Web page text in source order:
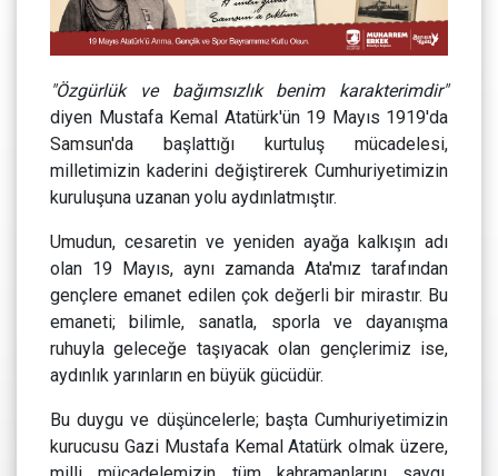
"Özgürlük ve bağımsızlık benim karakterimdir"
diyen Mustafa Kemal Atatürk'ün 19 Mayıs 1919'da
Samsun'da başlattığı kurtuluş mücadelesi,
milletimizin kaderini değiştirerek Cumhuriyetimizin
kuruluşuna uzanan yolu aydınlatmıştır.
Umudun, cesaretin ve yeniden ayağa kalkışın adı
olan 19 Mayıs, aynı zamanda Ata'mız tarafından
gençlere emanet edilen çok değerli bir mirastır. Bu
emaneti; bilimle, sanatla, sporla ve dayanışma
ruhuyla geleceğe taşıyacak olan gençlerimiz ise,
aydınlık yarınların en büyük gücüdür.
Bu duygu ve düşüncelerle; başta Cumhuriyetimizin
kurucusu Gazi Mustafa Kemal Atatürk olmak üzere,